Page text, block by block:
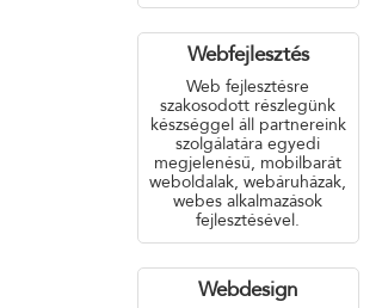
Webfejlesztés
Web fejlesztésre
szakosodott részlegünk
készséggel áll partnereink
szolgálatára egyedi
megjelenésű, mobilbarát
weboldalak, webáruházak,
webes alkalmazások
fejlesztésével.
Webdesign